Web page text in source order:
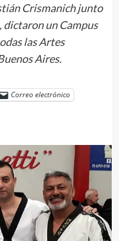
Crismanich junto
dictaron un Campus
las Artes
Aires.
Correo electrónico